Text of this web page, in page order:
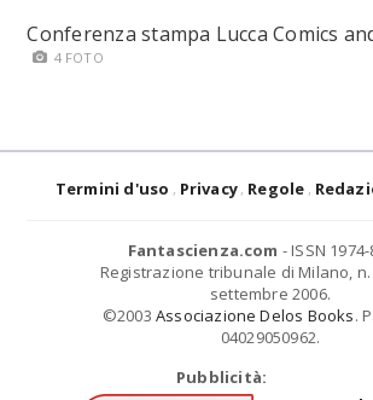
Conferenza stampa Lucca Comics
4 FOTO
Termini d'uso Privacy Regole
Fantascienza.com - ISSN
Registrazione tribunale di Milano, n.
settembre 2006.
©2003 Associazione Delos Books.
04029050962.
Pubblicità: